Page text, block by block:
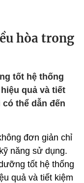
hòa trong
tốt hệ thống
quả và tiết
thể dẫn đến
đơn giản chỉ
năng sử dụng.
tốt hệ thống
quả và tiết kiệm